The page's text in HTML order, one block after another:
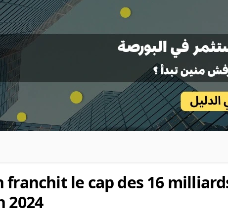
le cap des 16
2024